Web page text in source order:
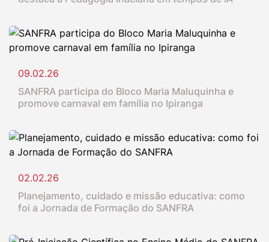
09.02.26
SANFRA participa do Bloco Maria Maluquinha e
promove carnaval em família no Ipiranga
02.02.26
Planejamento, cuidado e missão educativa: como
foi a Jornada de Formação do SANFRA